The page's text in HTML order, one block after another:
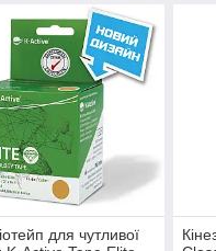
для чутливої